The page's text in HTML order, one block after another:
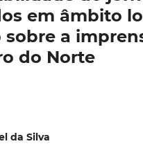
em âmbito
sobre a
do Norte
da Silva